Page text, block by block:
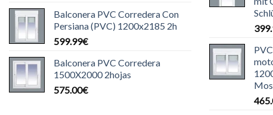
Balconera PVC Corredera Con
Persiana (PVC) 1200x2185 2h
599.99€
Balconera PVC Corredera
1500X2000 2hojas
575.00€